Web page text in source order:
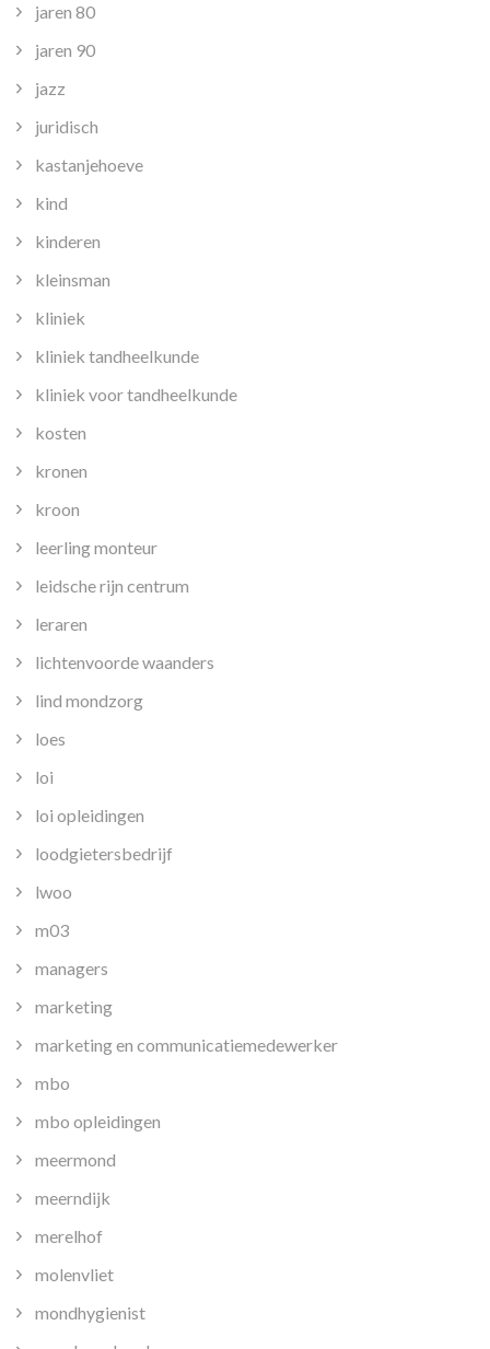
jaren 80
jaren 90
jazz
juridisch
kastanjehoeve
kind
kinderen
kleinsman
kliniek
kliniek tandheelkunde
kliniek voor tandheelkunde
kosten
kronen
kroon
leerling monteur
leidsche rijn centrum
leraren
lichtenvoorde waanders
lind mondzorg
loes
loi
loi opleidingen
loodgietersbedrijf
lwoo
m03
managers
marketing
marketing en communicatiemedewerker
mbo
mbo opleidingen
meermond
meerndijk
merelhof
molenvliet
mondhygienist